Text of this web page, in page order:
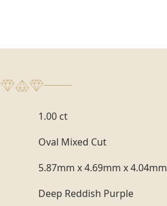
1.00 ct
Oval Mixed Cut
5.87mm x 4.69mm x 4.04mm
Deep Reddish Purple